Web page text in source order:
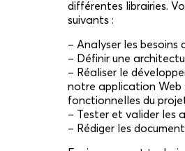
différentes librairies.
suivants :
– Analyser les besoins
– Définir une
– Réaliser le
notre application Web
fonctionnelles du
– Tester et valider les
– Rédiger les